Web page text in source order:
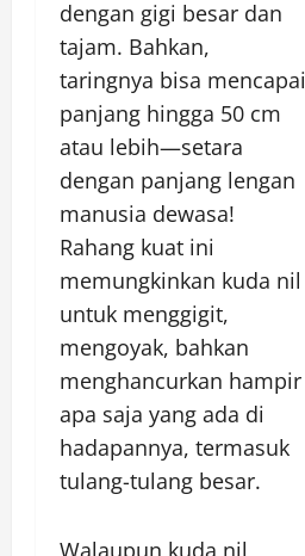
dengan gigi besar dan
tajam. Bahkan,
taringnya bisa mencapai
panjang hingga 50 cm
atau lebih—setara
dengan panjang lengan
manusia dewasa!
Rahang kuat ini
memungkinkan kuda nil
untuk menggigit,
mengoyak, bahkan
menghancurkan hampir
apa saja yang ada di
hadapannya, termasuk
tulang-tulang besar.
Walaupun kuda nil